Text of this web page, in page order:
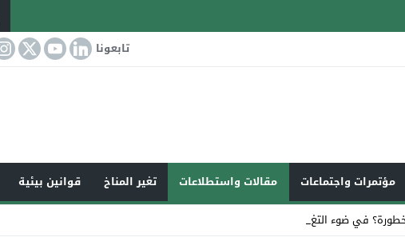
تابعونا
مؤتمرات واجتماعات مقالات واستطلاعات تغير المناخ قوانين بيئية
في ضوء التغير المناخي _